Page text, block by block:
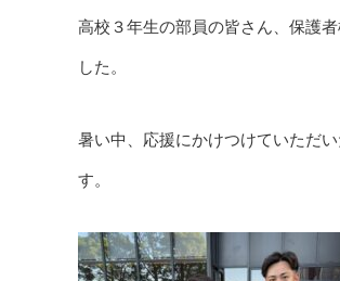
高校３年生の部員の皆さん、保護
した。
暑い中、応援にかけつけていただ
す。